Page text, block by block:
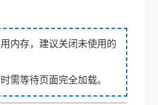
内存，建议关闭未使用的
需等待页面完全加载。